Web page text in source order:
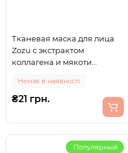
Тканевая маска для лица
Zozu с экстрактом
коллагена и мякоти
Немає в наявності
₴21 грн.
Популярный